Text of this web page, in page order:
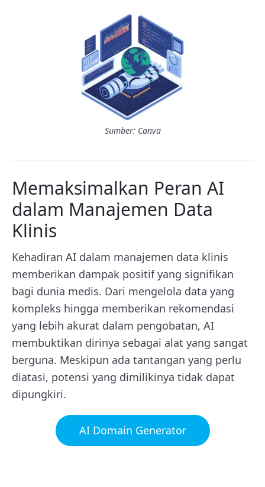
Sumber: Canva
Memaksimalkan Peran AI
dalam Manajemen Data
Klinis
Kehadiran AI dalam manajemen data klinis
memberikan dampak positif yang signifikan
bagi dunia medis. Dari mengelola data yang
kompleks hingga memberikan rekomendasi
yang lebih akurat dalam pengobatan, AI
membuktikan dirinya sebagai alat yang sangat
berguna. Meskipun ada tantangan yang perlu
diatasi, potensi yang dimilikinya tidak dapat
dipungkiri.
AI Domain Generator